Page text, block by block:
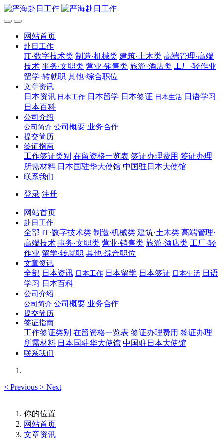
网站首页
赴日工作
IT·数字技术类 制造·机械类 建筑·土木类 高端管理·高端
技术 事务·文职类 营业·销售类 旅游·酒店类 工厂·轻作业
留学·转就职 其他·综合职位
文章资讯
日本资讯 日本工作 日本留学 日本签证 日本生活 日语学习
日本百科
公司介绍
公司简介 公司概要 业务合作
提交简历
签证指南
工作签证类别 在留资格一览表 签证办理费用 签证办理
所需材料 日本国驻华大使馆 中国驻日本大使馆
联系我们
登录 注册
网站首页
赴日工作
全部 IT·数字技术类 制造·机械类 建筑·土木类 高端管理·
高端技术 事务·文职类 营业·销售类 旅游·酒店类 工厂·轻
作业 留学·转就职 其他·综合职位
文章资讯
全部 日本资讯 日本工作 日本留学 日本签证 日本生活 日语
学习 日本百科
公司介绍
公司简介 公司概要 业务合作
提交简历
签证指南
工作签证类别 在留资格一览表 签证办理费用 签证办理
所需材料 日本国驻华大使馆 中国驻日本大使馆
联系我们
< Previous > Next
你的位置
网站首页
文章资讯